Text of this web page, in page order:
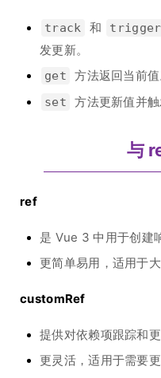
track 和 trigger
发更新。
get 方法返回当前值
set 方法更新值并触
与
ref
是 Vue 3 中用于创建
更简单易用，适用于大
customRef
提供对依赖项跟踪和
更灵活，适用于需要